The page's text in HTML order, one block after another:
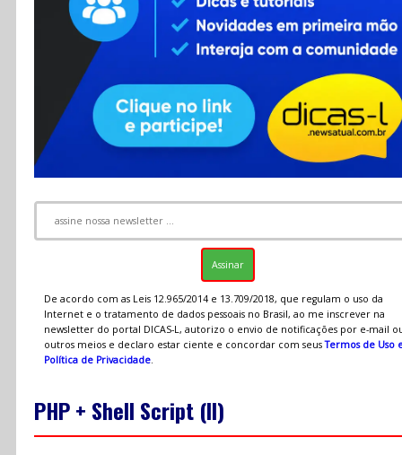
Contato
RSS
De acordo com as Leis 12.965/2014 e 13.709/2018, que regulam o uso da
Internet e o tratamento de dados pessoais no Brasil, ao me inscrever na
newsletter do portal DICAS-L, autorizo o envio de notificações por e-mail
outros meios e declaro estar ciente e concordar com seusTermos de Uso
Política de Privacidade.
PHP + Shell Script (II)